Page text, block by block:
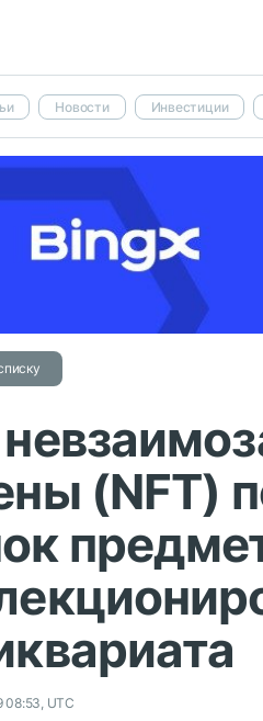
Новости Инвестиции
(NFT)
08:53, UTC